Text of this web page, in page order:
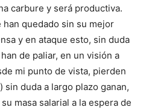
carbure y será productiva.
han quedado sin su mejor
y en ataque esto, sin duda
de paliar, en un visión a
mi punto de vista, pierden
sin duda a largo plazo ganan,
masa salarial a la espera de